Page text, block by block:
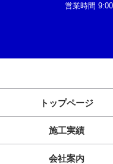
営業時間
トップページ
施工実績
会社案内